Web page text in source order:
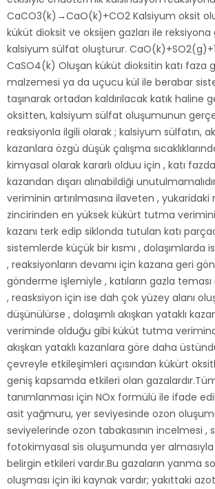
CaCO3(k)→CaO(k)+CO2 Kalsiyum oksit
küküt dioksit ve oksijen gazları ile reksiyona
kalsiyum sülfat oluşturur.
CaSO4(k) Oluşan küküt dioksitin katı faza
malzemesi ya da uçucu kül ile berabar
taşınarak ortadan kaldırılacak katık haline
oksitten, kalsiyum sülfat oluşumunun
reaksiyonla ilgili olarak ; kalsiyum sülfatın,
kazanlara özgü düşük çalışma
kimyasal olarak kararlı olduu için , katı
kazandan dışarı alınabildiği
veriminin artırılmasına ilaveten , yukaridaki
zincirinden en yüksek kükürt tutma
kazanı terk edip siklonda tutulan katı
sistemlerde küçük bir kısmı , dolaşımlarda
, reaksiyonların devamı için kazana geri
gönderme işlemiyle , katıların gazla
, reasksiyon için ise dah çok yüzey alanı
düşünülürse , dolaşımlı akışkan yataklı
veriminde olduğu gibi küküt tutma
akışkan yataklı kazanlara göre daha
çevreyle etkileşimleri açısından kükürt
geniş kapsamda etkileri olan
tanımlanması için NOx formülü ile ifade
asit yağmuru, yer seviyesinde ozon
seviyelerinde ozon tabakasının incelmesi ,
fotokimyasal sis oluşumunda yer
belirgin etkileri vardır.Bu gazaların yanma
oluşması için iki kaynak vardır; yakıttaki